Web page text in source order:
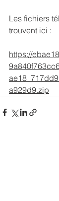
Les fichiers
trouvent ici :
https://
a929d9.zip